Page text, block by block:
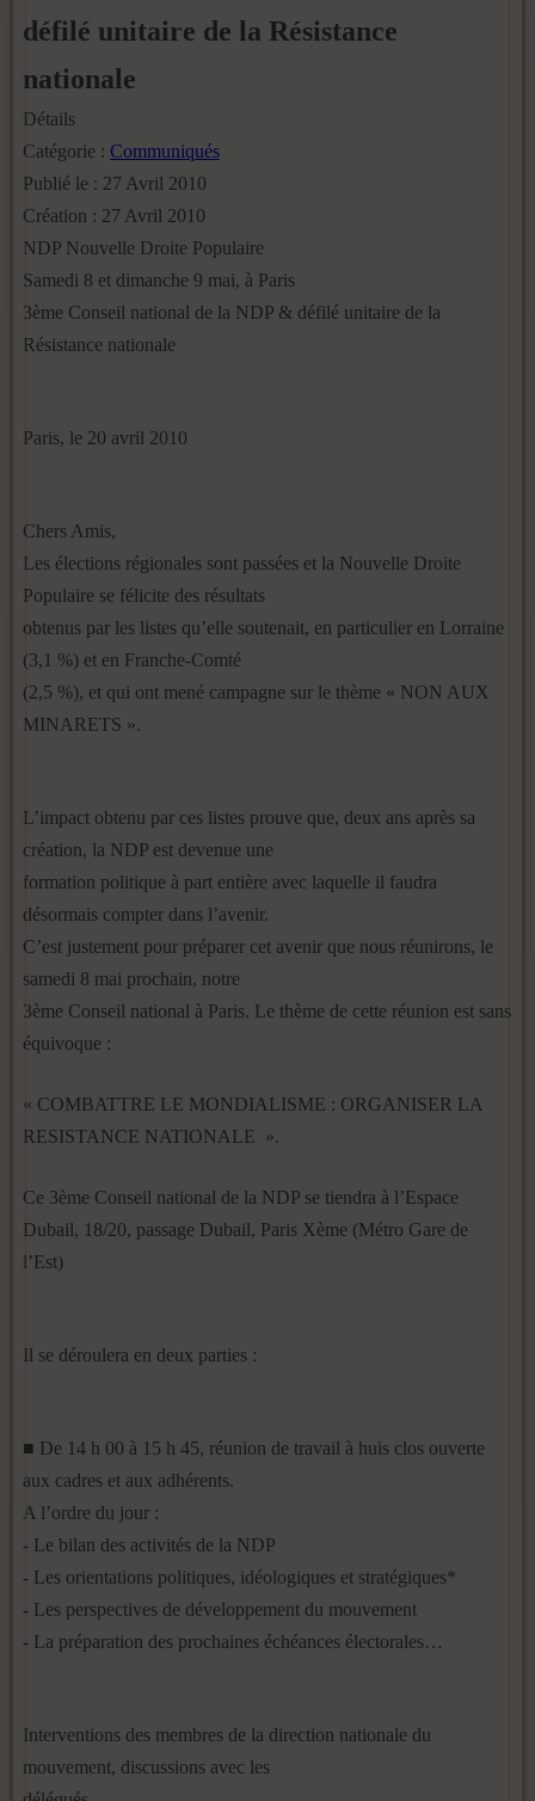
défilé unitaire de la Résistance
nationale
Détails
Catégorie : Communiqués
Publié le : 27 Avril 2010
Création : 27 Avril 2010
NDP Nouvelle Droite Populaire
Samedi 8 et dimanche 9 mai, à Paris
3ème Conseil national de la NDP & défilé unitaire de la
Résistance nationale
Paris, le 20 avril 2010
Chers Amis,
Les élections régionales sont passées et la Nouvelle Droite
Populaire se félicite des résultats
obtenus par les listes qu’elle soutenait, en particulier en Lorraine
(3,1 %) et en Franche-Comté
(2,5 %), et qui ont mené campagne sur le thème « NON AUX
MINARETS ».
L’impact obtenu par ces listes prouve que, deux ans après sa
création, la NDP est devenue une
formation politique à part entière avec laquelle il faudra
désormais compter dans l’avenir.
C’est justement pour préparer cet avenir que nous réunirons, le
samedi 8 mai prochain, notre
3ème Conseil national à Paris. Le thème de cette réunion est sans
équivoque :
« COMBATTRE LE MONDIALISME : ORGANISER LA
RESISTANCE NATIONALE ».
Ce 3ème Conseil national de la NDP se tiendra à l’Espace
Dubail, 18/20, passage Dubail, Paris Xème (Métro Gare de
l’Est)
Il se déroulera en deux parties :
■ De 14 h 00 à 15 h 45, réunion de travail à huis clos ouverte
aux cadres et aux adhérents.
A l’ordre du jour :
- Le bilan des activités de la NDP
- Les orientations politiques, idéologiques et stratégiques*
- Les perspectives de développement du mouvement
- La préparation des prochaines échéances électorales…
Interventions des membres de la direction nationale du
mouvement, discussions avec les